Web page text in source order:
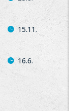
15.11.
16.6.